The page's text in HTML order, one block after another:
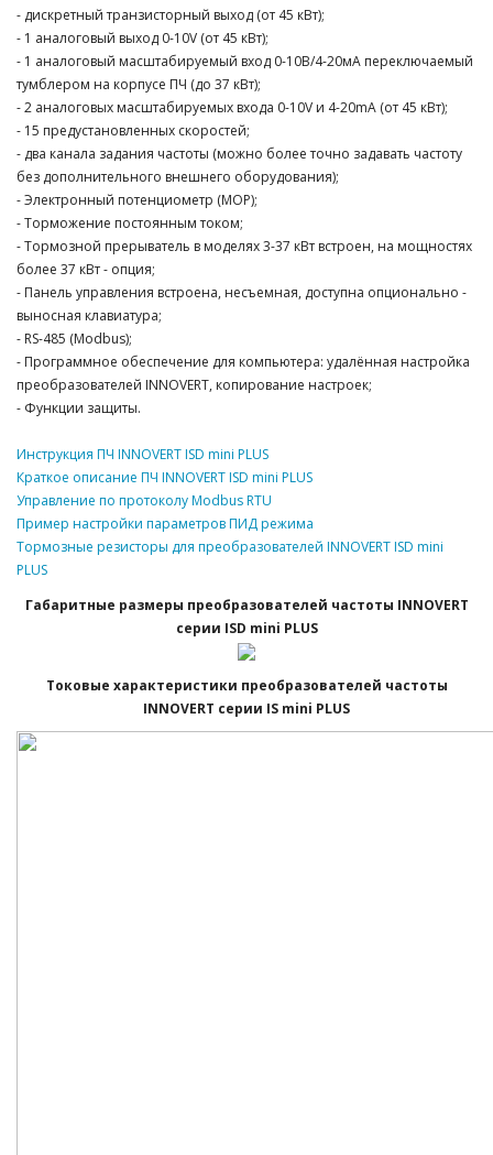
- дискретный транзисторный выход (от 45 кВт);
- 1 аналоговый выход 0-10V (от 45 кВт);
- 1 аналоговый масштабируемый вход 0-10В/4-20мА переключаемый
тумблером на корпусе ПЧ (до 37 кВт);
- 2 аналоговых масштабируемых входа 0-10V и 4-20mA (от 45 кВт);
- 15 предустановленных скоростей;
- два канала задания частоты (можно более точно задавать частоту
без дополнительного внешнего оборудования);
- Электронный потенциометр (MOP);
- Торможение постоянным током;
- Тормозной прерыватель в моделях 3-37 кВт встроен, на мощностях
более 37 кВт - опция;
- Панель управления встроена, несъемная, доступна опционально -
выносная клавиатура;
- RS-485 (Modbus);
- Программное обеспечение для компьютера: удалённая настройка
преобразователей INNOVERT, копирование настроек;
- Функции защиты.
Инструкция ПЧ INNOVERT ISD mini PLUS
Краткое описание ПЧ INNOVERT ISD mini PLUS
Управление по протоколу Modbus RTU
Пример настройки параметров ПИД режима
Тормозные резисторы для преобразователей INNOVERT ISD mini
PLUS
Габаритные размеры преобразователей частоты INNOVERT
серии ISD mini PLUS
Токовые характеристики преобразователей частоты
INNOVERT серии IS mini PLUS